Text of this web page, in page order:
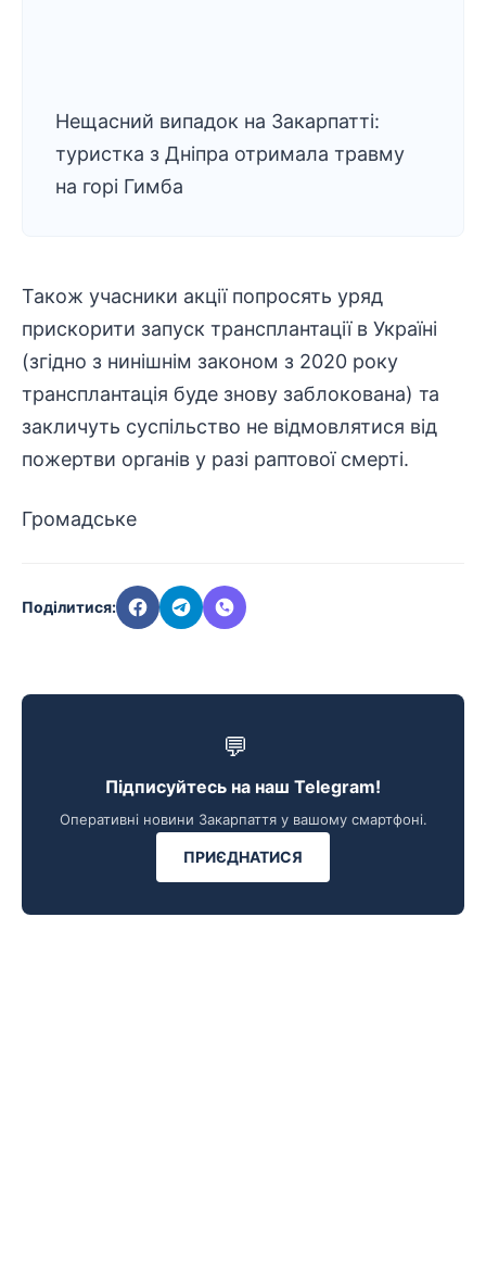
Нещасний випадок на Закарпатті:
туристка з Дніпра отримала травму
на горі Гимба
Також учасники акції попросять уряд
прискорити запуск трансплантації в Україні
(згідно з нинішнім законом з 2020 року
трансплантація буде знову заблокована) та
закличуть суспільство не відмовлятися від
пожертви органів у разі раптової смерті.
Громадське
Поділитися:
💬
Підписуйтесь на наш Telegram!
Оперативні новини Закарпаття у вашому смартфоні.
ПРИЄДНАТИСЯ